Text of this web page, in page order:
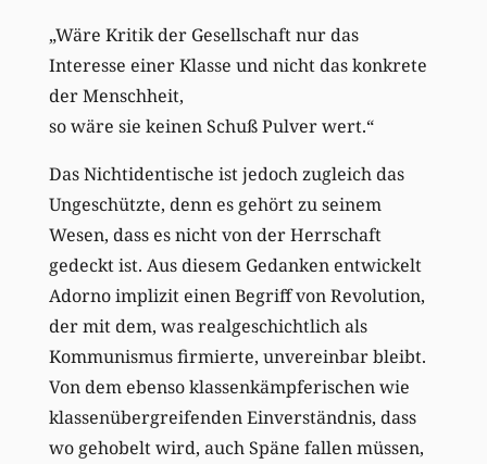
„Wäre Kritik der Gesellschaft nur das
Interesse einer Klasse und nicht das konkrete
der Menschheit,
so wäre sie keinen Schuß Pulver wert.“
Das Nichtidentische ist jedoch zugleich das
Ungeschützte, denn es gehört zu seinem
Wesen, dass es nicht von der Herrschaft
gedeckt ist. Aus diesem Gedanken entwickelt
Adorno implizit einen Begriff von Revolution,
der mit dem, was realgeschichtlich als
Kommunismus firmierte, unvereinbar bleibt.
Von dem ebenso klassenkämpferischen wie
klassenübergreifenden Einverständnis, dass
wo gehobelt wird, auch Späne fallen müssen,